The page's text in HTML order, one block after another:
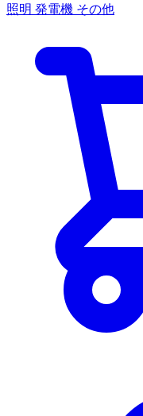
照明 発電機 その他